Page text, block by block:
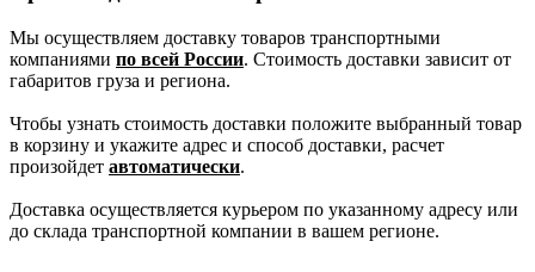
Мы осуществляем доставку товаров транспортными
компаниями по всей России. Стоимость доставки зависит от
габаритов груза и региона.
Чтобы узнать стоимость доставки положите выбранный товар
в корзину и укажите адрес и способ доставки, расчет
произойдет автоматически.
Доставка осуществляется курьером по указанному адресу или
до склада транспортной компании в вашем регионе.